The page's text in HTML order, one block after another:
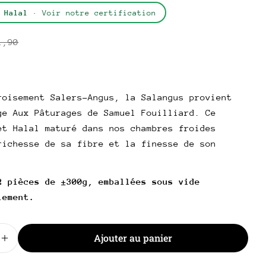
· Voir notre certification
Salers-Angus, la Salangus provient
Aux Pâturages de Samuel Fouilliard. Ce
maturé dans nos chambres froides
de sa fibre et la finesse de son
pièces de ±300g, emballées sous vide
la quantité pour Contre-filet &quot;Salangus&quot;
Augmenter la quantité pour Contre-filet
Ajouter au panier
Partager ce produit
Copie
Facebook
X
Pinterest
poser une question
email
Votre
téléphone
Votre
Envoyer une question